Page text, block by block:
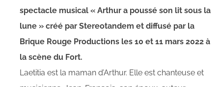
spectacle musical « Arthur a poussé son lit sous la
lune » créé par Stereotandem et diffusé par la
Brique Rouge Productions les 10 et 11 mars 2022 à
la scène du Fort.
Laetitia est la maman d’Arthur. Elle est chanteuse et